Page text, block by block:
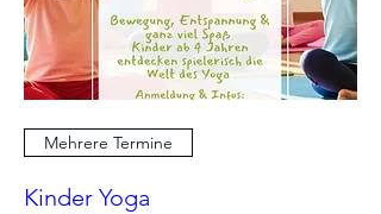
Mehrere Termine
Kinder Yoga